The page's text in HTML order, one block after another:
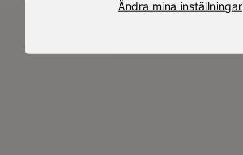
Ändra mina inställningar